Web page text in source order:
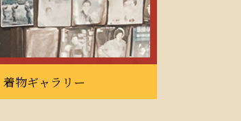
着物ギャラリー